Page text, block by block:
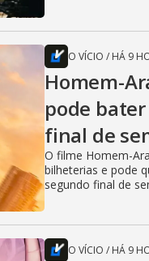
O VÍCIO / HÁ 9
Homem-
pode
final de
O filme Homem-
bilheterias e pode
segundo final de
O VÍCIO / HÁ 9